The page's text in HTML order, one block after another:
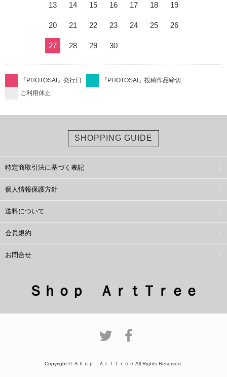
13 14 15 16 17 18 19
20 21 22 23 24 25 26
27 28 29 30
『PHOTOSAI』発行日
『PHOTOSAI』投稿作品締切
ご利用休止
SHOPPING GUIDE
特定商取引法に基づく表記
個人情報保護方針
送料について
会員規約
お問合せ
Ｓｈｏｐ ＡｒｔＴｒｅｅ
Copyright © Ｓｈｏｐ ＡｒｔＴｒｅｅ All Rights Reserved.